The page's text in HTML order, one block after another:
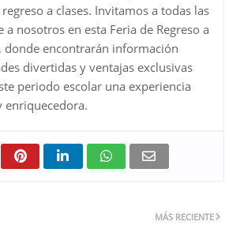
a clases. Invitamos a todas las
nosotros en esta Feria de Regreso a
donde encontrarán información
divertidas y ventajas exclusivas
periodo escolar una experiencia
enriquecedora.
MÁS RECIENTE